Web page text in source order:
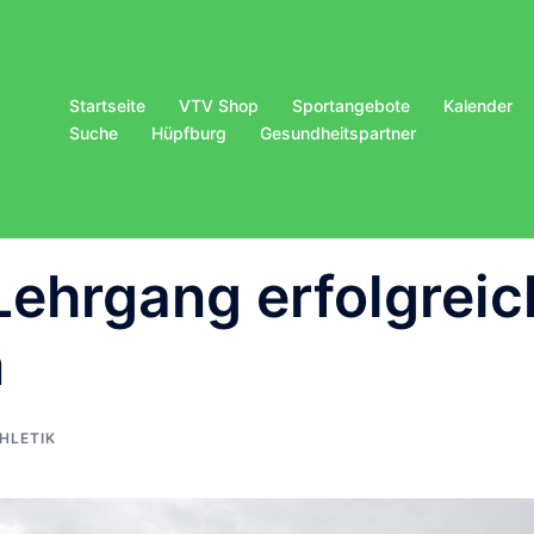
Startseite VTV Shop Sportangebote
Kalender
Suche
Hüpfburg Gesundheitspartner